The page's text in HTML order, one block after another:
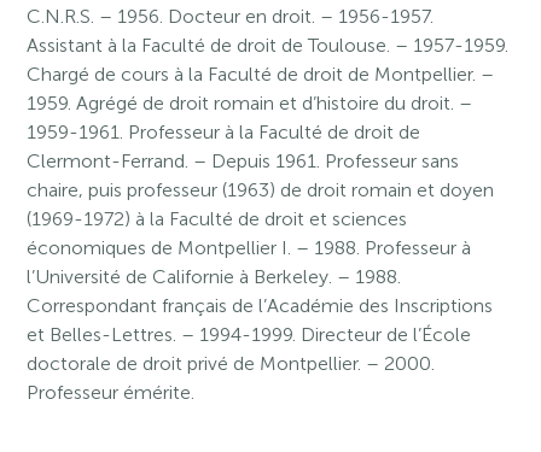
C.N.R.S. – 1956. Docteur en droit. – 1956-1957.
Assistant à la Faculté de droit de Toulouse. – 1957-1959.
Chargé de cours à la Faculté de droit de Montpellier. –
1959. Agrégé de droit romain et d’histoire du droit. –
1959-1961. Professeur à la Faculté de droit de
Clermont-Ferrand. – Depuis 1961. Professeur sans
chaire, puis professeur (1963) de droit romain et doyen
(1969-1972) à la Faculté de droit et sciences
économiques de Montpellier I. – 1988. Professeur à
l’Université de Californie à Berkeley. – 1988.
Correspondant français de l’Académie des Inscriptions
et Belles-Lettres. – 1994-1999. Directeur de l’École
doctorale de droit privé de Montpellier. – 2000.
Professeur émérite.